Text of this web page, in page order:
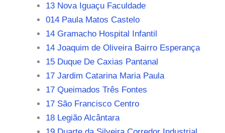
13 Nova Iguaçu Faculdade
014 Paula Matos Castelo
14 Gramacho Hospital Infantil
14 Joaquim de Oliveira Bairro Esperança
15 Duque De Caxias Pantanal
17 Jardim Catarina Maria Paula
17 Queimados Três Fontes
17 São Francisco Centro
18 Legião Alcântara